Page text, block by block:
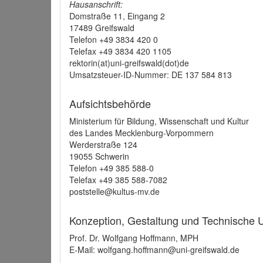
Hausanschrift:
Domstraße 11, Eingang 2
17489 Greifswald
Telefon +49 3834 420 0
Telefax +49 3834 420 1105
rektorin(at)uni-greifswald(dot)de
Umsatzsteuer-ID-Nummer: DE 137 584 813
Aufsichtsbehörde
Ministerium für Bildung, Wissenschaft und Kultur
des Landes Mecklenburg-Vorpommern
Werderstraße 124
19055 Schwerin
Telefon +49 385 588-0
Telefax +49 385 588-7082
poststelle@kultus-mv.de
Konzeption, Gestaltung und Technische
Prof. Dr. Wolfgang Hoffmann, MPH
E-Mail: wolfgang.hoffmann@uni-greifswald.de